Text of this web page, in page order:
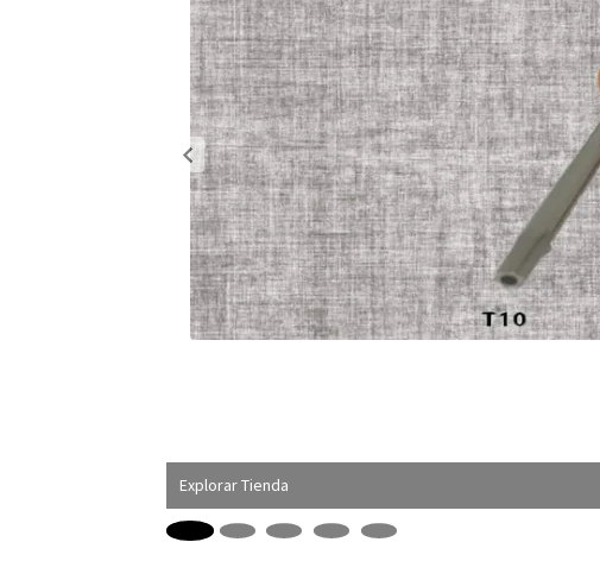
Explorar Tienda